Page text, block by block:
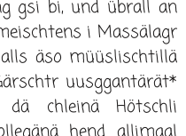
gsi bi, und übrall an
i Massälagr
äso müüslischtillä
uusggantärät*
chleinä Hötschli